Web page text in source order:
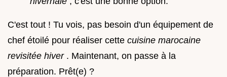
C'est tout ! Tu vois, pas besoin d'un équipement de
chef étoilé pour réaliser cette cuisine marocaine
revisitée hiver . Maintenant, on passe à la
préparation. Prêt(e) ?